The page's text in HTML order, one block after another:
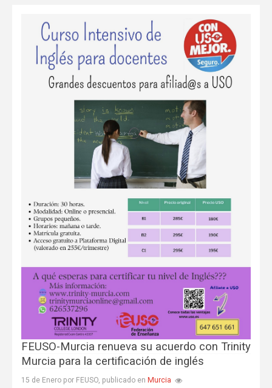
FEUSO-Murcia renueva su acuerdo con Trinity
Murcia para la certificación de inglés
15 de Enero por FEUSO, publicado en Murcia